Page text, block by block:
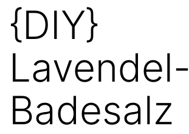
{DIY}
Lavendel-
Badesalz